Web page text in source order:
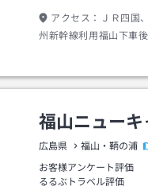
アクセス：
ＪＲ四国
州新幹線利用福山下車
福山ニュー
広島県 福山・鞆の浦
お客様アンケート評価
るるぶトラベル評価